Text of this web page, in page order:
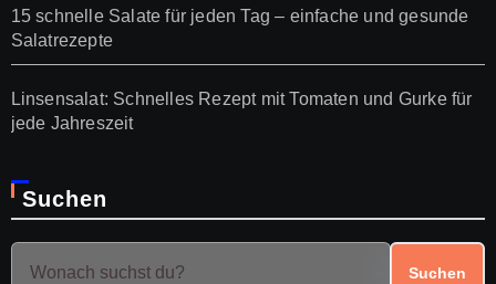
15 schnelle Salate für jeden Tag – einfache und gesunde
Salatrezepte
Linsensalat: Schnelles Rezept mit Tomaten und Gurke für
jede Jahreszeit
Suchen
Suchen